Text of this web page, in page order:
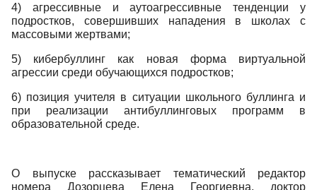
4) агрессивные и аутоагрессивные тенденции у
подростков, совершивших нападения в школах с
массовыми жертвами;
5) кибербуллинг как новая форма виртуальной
агрессии среди обучающихся подростков;
6) позиция учителя в ситуации школьного буллинга и
при реализации антибуллинговых программ в
образовательной среде.
О выпуске рассказывает тематический редактор
номера Дозорцева Елена Георгиевна, доктор